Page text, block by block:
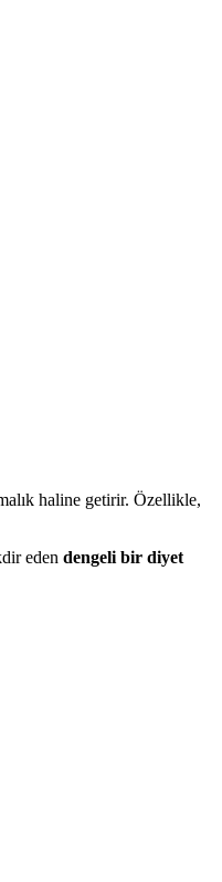
haline getirir. Özellikle,
eden dengeli bir diyet